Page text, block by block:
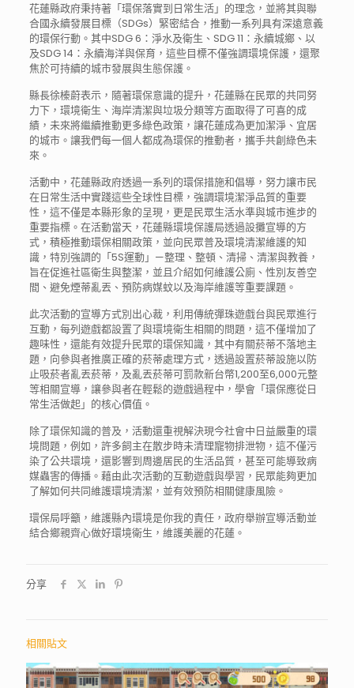
花蓮縣政府秉持著「環保落實到日常生活」的理念，並將其與聯
合國永續發展目標（SDGs）緊密結合，推動一系列具有深遠意義
的環保行動。其中SDG 6：淨水及衛生、SDG 11：永續城鄉、以
及SDG 14：永續海洋與保育，這些目標不僅強調環境保護，還聚
焦於可持續的城市發展與生態保護。
縣長徐榛蔚表示，隨著環保意識的提升，花蓮縣在民眾的共同努
力下，環境衛生、海岸清潔與垃圾分類等方面取得了可喜的成
績，未來將繼續推動更多綠色政策，讓花蓮成為更加潔淨、宜居
的城市。讓我們每一個人都成為環保的推動者，攜手共創綠色未
來。
活動中，花蓮縣政府透過一系列的環保措施和倡導，努力讓市民
在日常生活中實踐這些全球性目標，強調環境潔淨品質的重要
性，這不僅是本縣形象的呈現，更是民眾生活水準與城市進步的
重要指標。在活動當天，花蓮縣環境保護局透過設攤宣導的方
式，積極推動環保相關政策，並向民眾普及環境清潔維護的知
識，特別強調的「5S運動」—整理、整頓、清掃、清潔與教養，
旨在促進社區衛生與整潔，並且介紹如何維護公廁、性別友善空
間、避免煙蒂亂丟、預防病媒蚊以及海岸維護等重要課題。
此次活動的宣導方式別出心裁，利用傳統彈珠遊戲台與民眾進行
互動，每列遊戲都設置了與環境衛生相關的問題，這不僅增加了
趣味性，還能有效提升民眾的環保知識，其中有關菸蒂不落地主
題，向參與者推廣正確的菸蒂處理方式，透過設置菸蒂設施以防
止吸菸者亂丟菸蒂，及亂丟菸蒂可罰款新台幣1,200至6,000元整
等相關宣導，讓參與者在輕鬆的遊戲過程中，學會「環保應從日
常生活做起」的核心價值。
除了環保知識的普及，活動還重視解決現今社會中日益嚴重的環
境問題，例如，許多飼主在散步時未清理寵物排泄物，這不僅污
染了公共環境，還影響到周邊居民的生活品質，甚至可能導致病
媒蟲害的傳播。藉由此次活動的互動遊戲與學習，民眾能夠更加
了解如何共同維護環境清潔，並有效預防相關健康風險。
環保局呼籲，維護縣內環境是你我的責任，政府舉辦宣導活動並
結合鄉親齊心做好環境衛生，維護美麗的花蓮。
分享
相關貼文